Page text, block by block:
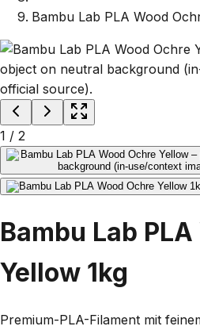
Bambu Lab PLA Wood
1 / 2
Bambu Lab
Yellow 1kg
Premium-PLA-Filament mit